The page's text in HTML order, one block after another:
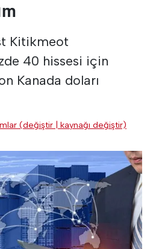
Kitikmeot
40 hissesi için
Kanada doları
(değiştir | kaynağı değiştir)